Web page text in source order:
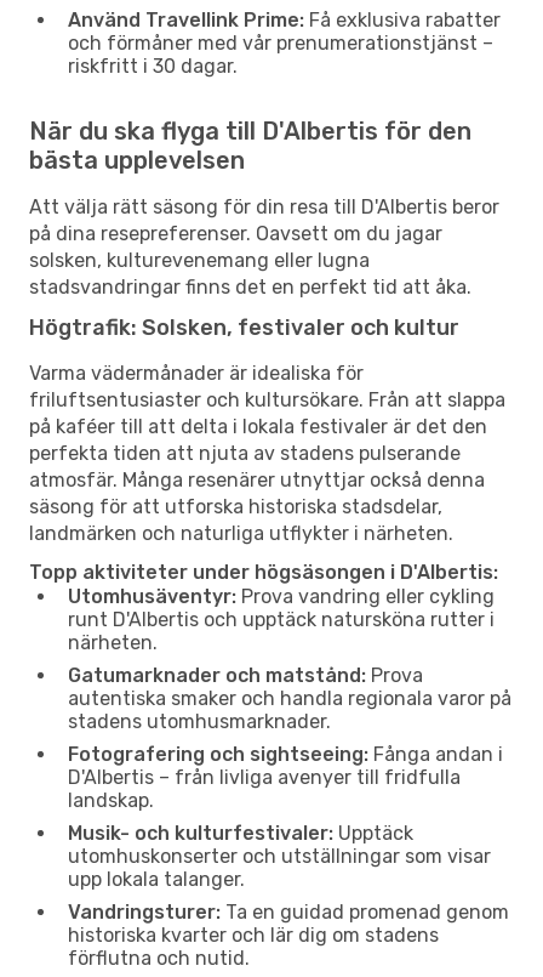
Använd Travellink Prime: Få exklusiva rabatter
och förmåner med vår prenumerationstjänst –
riskfritt i 30 dagar.
När du ska flyga till D'Albertis för den
bästa upplevelsen
Att välja rätt säsong för din resa till D'Albertis beror
på dina resepreferenser. Oavsett om du jagar
solsken, kulturevenemang eller lugna
stadsvandringar finns det en perfekt tid att åka.
Högtrafik: Solsken, festivaler och kultur
Varma vädermånader är idealiska för
friluftsentusiaster och kultursökare. Från att slappa
på kaféer till att delta i lokala festivaler är det den
perfekta tiden att njuta av stadens pulserande
atmosfär. Många resenärer utnyttjar också denna
säsong för att utforska historiska stadsdelar,
landmärken och naturliga utflykter i närheten.
Topp aktiviteter under högsäsongen i D'Albertis:
Utomhusäventyr: Prova vandring eller cykling
runt D'Albertis och upptäck natursköna rutter i
närheten.
Gatumarknader och matstånd: Prova
autentiska smaker och handla regionala varor på
stadens utomhusmarknader.
Fotografering och sightseeing: Fånga andan i
D'Albertis – från livliga avenyer till fridfulla
landskap.
Musik- och kulturfestivaler: Upptäck
utomhuskonserter och utställningar som visar
upp lokala talanger.
Vandringsturer: Ta en guidad promenad genom
historiska kvarter och lär dig om stadens
förflutna och nutid.